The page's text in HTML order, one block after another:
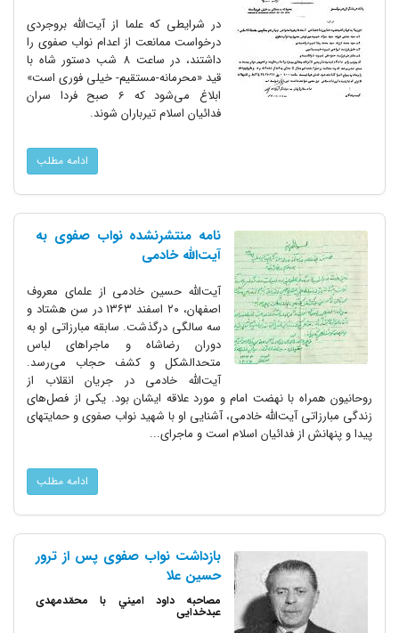
در شرایطی که علما از آیت‌الله بروجردی
درخواست ممانعت از اعدام نواب صفوی را
داشتند، در ساعت 8 شب دستور شاه با
قید «محرمانه-مستقیم- خیلی فوری است»
ابلاغ می‌شود که 6 صبح فردا سران
فدائیان اسلام تیرباران شوند.
ادامه مطلب
نامه منتشرنشده نواب صفوی به
آیت‌الله خادمی
آیت‌اللّه‌ حسین خادمى از علمای معروف
اصفهان، ۲۰ اسفند ۱۳۶۳ در سن هشتاد و
سه سالگی درگذشت. سابقه مبارزاتی او به
دوران رضاشاه و ماجراهای لباس
متحدالشکل و کشف حجاب می‌رسد.
آیت‌الله خادمی در جریان انقلاب از
روحانیون همراه با نهضت امام و مورد علاقه ایشان بود. یکی از فصل‌های
زندگی مبارزاتی آیت‌الله خادمی، آشنایی او با شهید نواب صفوی و حمایتهای
پیدا و پنهانش از فدائیان اسلام است و ماجرای...
ادامه مطلب
بازداشت نواب صفوى پس از ترور
حسین علا
مصاحبه داود اميني با محمّدمهدى
عبدخدايى